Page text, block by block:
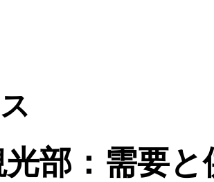
部：需要